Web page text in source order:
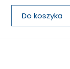
Do koszyka